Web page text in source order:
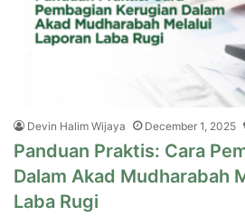
Devin Halim Wijaya December 1, 2025
Panduan Praktis: Cara
Dalam Akad Mudharabah
Laba Rugi